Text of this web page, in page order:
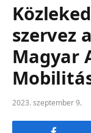
szervez
Magyar
2023. szeptember 9.